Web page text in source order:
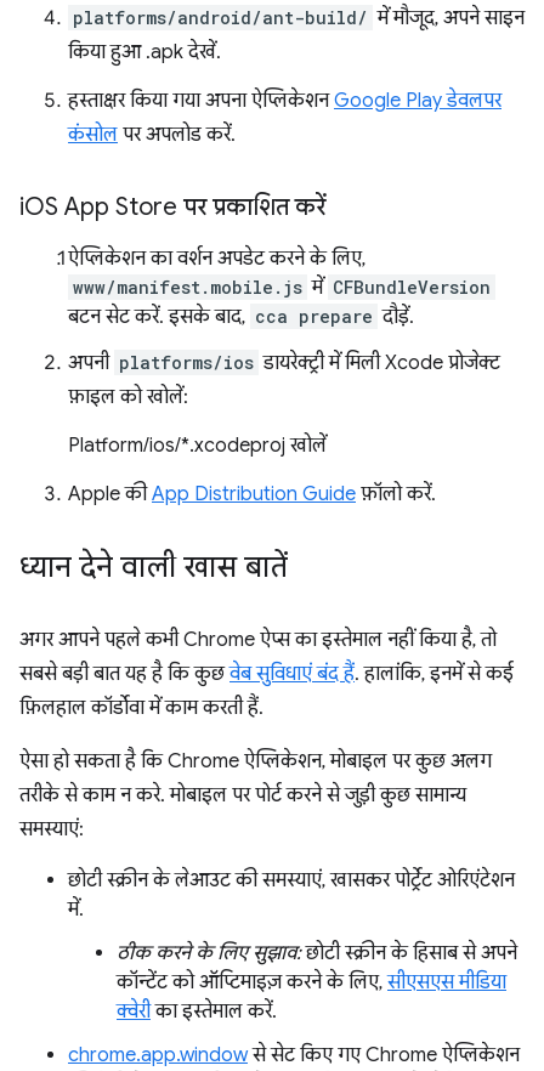
platforms/android/ant-build/ में मौजूद, अपने साइन
किया हुआ .apk देखें.
हस्ताक्षर किया गया अपना ऐप्लिकेशनGoogle Play डेवलपर
कंसोल पर अपलोड करें.
iOS App Store पर प्रकाशित करें
ऐप्लिकेशन का वर्शन अपडेट करने के लिए,
www/manifest.mobile.js में CFBundleVersion
बटन सेट करें. इसके बाद, cca prepare दौड़ें.
अपनी platforms/ios डायरेक्ट्री में मिली Xcode प्रोजेक्ट
फ़ाइल को खोलें:
Platform/ios/*.xcodeproj खोलें
Apple कीApp Distribution Guide फ़ॉलो करें.
ध्यान देने वाली खास बातें
अगर आपने पहले कभी Chrome ऐप्स का इस्तेमाल नहीं किया है, तो
सबसे बड़ी बात यह है कि कुछवेब सुविधाएं बंद हैं. हालांकि, इनमें से कई
फ़िलहाल कॉर्डोवा में काम करती हैं.
ऐसा हो सकता है कि Chrome ऐप्लिकेशन, मोबाइल पर कुछ अलग
तरीके से काम न करे. मोबाइल पर पोर्ट करने से जुड़ी कुछ सामान्य
समस्याएं:
छोटी स्क्रीन के लेआउट की समस्याएं, खासकर पोर्ट्रेट ओरिएंटेशन
में.
ठीक करने के लिए सुझाव:छोटी स्क्रीन के हिसाब से अपने
कॉन्टेंट को ऑप्टिमाइज़ करने के लिए,सीएसएस मीडिया
क्वेरीका इस्तेमाल करें.
chrome.app.windowसे सेट किए गए Chrome ऐप्लिकेशन